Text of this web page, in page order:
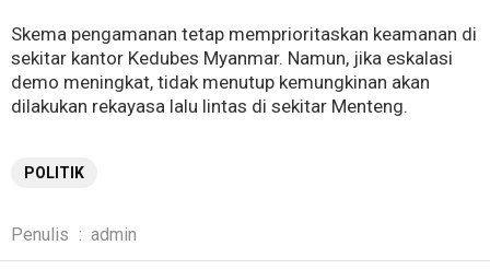
Skema pengamanan tetap memprioritaskan keamanan di
sekitar kantor Kedubes Myanmar. Namun, jika eskalasi
demo meningkat, tidak menutup kemungkinan akan
dilakukan rekayasa lalu lintas di sekitar Menteng.
POLITIK
Penulis : admin